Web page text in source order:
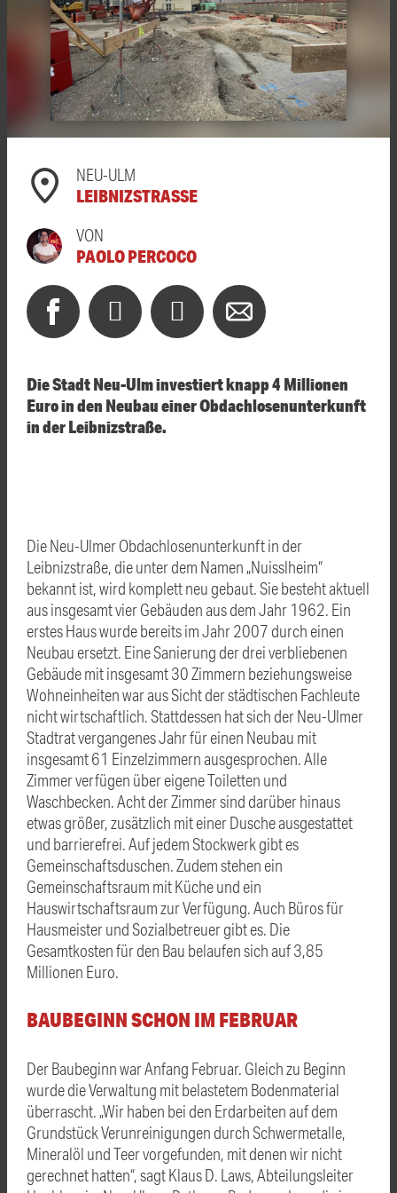
NEU-ULM
LEIBNIZSTRASSE
VON
PAOLO PERCOCO
Die Stadt Neu-Ulm investiert knapp 4 Millionen
Euro in den Neubau einer Obdachlosenunterkunft
in der Leibnizstraße.
Die Neu-Ulmer Obdachlosenunterkunft in der
Leibnizstraße, die unter dem Namen „Nuisslheim“
bekannt ist, wird komplett neu gebaut. Sie besteht aktuell
aus insgesamt vier Gebäuden aus dem Jahr 1962. Ein
erstes Haus wurde bereits im Jahr 2007 durch einen
Neubau ersetzt. Eine Sanierung der drei verbliebenen
Gebäude mit insgesamt 30 Zimmern beziehungsweise
Wohneinheiten war aus Sicht der städtischen Fachleute
nicht wirtschaftlich. Stattdessen hat sich der Neu-Ulmer
Stadtrat vergangenes Jahr für einen Neubau mit
insgesamt 61 Einzelzimmern ausgesprochen. Alle
Zimmer verfügen über eigene Toiletten und
Waschbecken. Acht der Zimmer sind darüber hinaus
etwas größer, zusätzlich mit einer Dusche ausgestattet
und barrierefrei. Auf jedem Stockwerk gibt es
Gemeinschaftsduschen. Zudem stehen ein
Gemeinschaftsraum mit Küche und ein
Hauswirtschaftsraum zur Verfügung. Auch Büros für
Hausmeister und Sozialbetreuer gibt es. Die
Gesamtkosten für den Bau belaufen sich auf 3,85
Millionen Euro.
BAUBEGINN SCHON IM FEBRUAR
Der Baubeginn war Anfang Februar. Gleich zu Beginn
wurde die Verwaltung mit belastetem Bodenmaterial
überrascht. „Wir haben bei den Erdarbeiten auf dem
Grundstück Verunreinigungen durch Schwermetalle,
Mineralöl und Teer vorgefunden, mit denen wir nicht
gerechnet hatten“, sagt Klaus D. Laws, Abteilungsleiter